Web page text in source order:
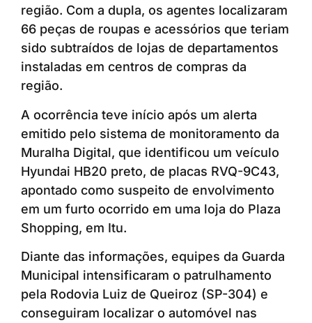
região. Com a dupla, os agentes localizaram
66 peças de roupas e acessórios que teriam
sido subtraídos de lojas de departamentos
instaladas em centros de compras da
região.
A ocorrência teve início após um alerta
emitido pelo sistema de monitoramento da
Muralha Digital, que identificou um veículo
Hyundai HB20 preto, de placas RVQ-9C43,
apontado como suspeito de envolvimento
em um furto ocorrido em uma loja do Plaza
Shopping, em Itu.
Diante das informações, equipes da Guarda
Municipal intensificaram o patrulhamento
pela Rodovia Luiz de Queiroz (SP-304) e
conseguiram localizar o automóvel nas